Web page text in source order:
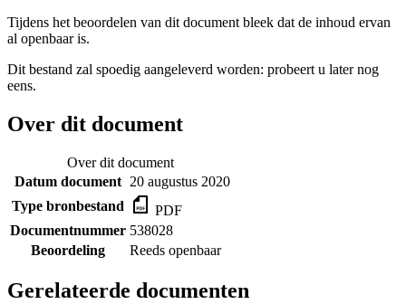
Tijdens het beoordelen van dit document bleek dat de inhoud ervan
al openbaar is.
Dit bestand zal spoedig aangeleverd worden: probeert u later nog
eens.
Over dit document
Over dit document
Datum document 20 augustus 2020
Type bronbestand
PDF
Documentnummer 538028
Beoordeling
Reeds openbaar
Gerelateerde documenten